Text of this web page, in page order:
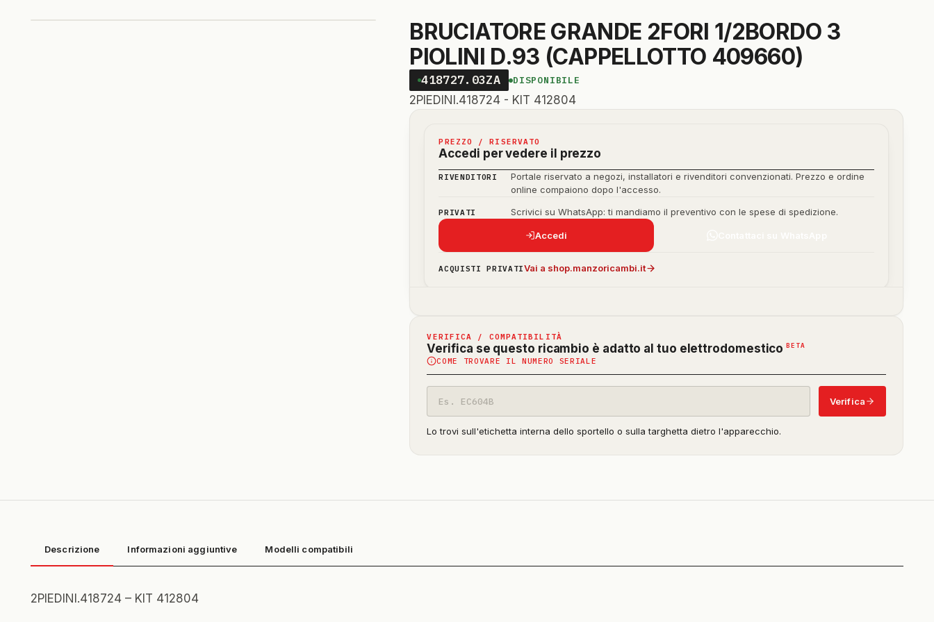
BRUCIATORE GRANDE 2FORI 1/2BORDO 3
PIOLINI D.93 (CAPPELLOTTO 409660)
418727.03ZA DISPONIBILE
2PIEDINI.418724 - KIT 412804
PREZZO / RISERVATO
Accedi per vedere il prezzo
RIVENDITORI
Portale riservato a negozi, installatori e rivenditori convenzionati. Prezzo e ordine
online compaiono dopo l'accesso.
PRIVATI Scrivici su WhatsApp: ti mandiamo il preventivo con le spese di spedizione.
Accedi
ACQUISTI PRIVATIVai a shop.manzoricambi.it
VERIFICA / COMPATIBILITÀ
Verifica se questo ricambio è adatto al tuo elettrodomestico BETA
beta)
COME TROVARE IL NUMERO SERIALE
modello
Verifica
Lo trovi sull'etichetta interna dello sportello o sulla targhetta dietro l'apparecchio.
Descrizione Informazioni aggiuntive Modelli compatibili
2PIEDINI.418724 – KIT 412804